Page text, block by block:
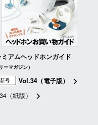
ミアムヘッドホンガイド
ーマガジン）
号
Vol.34（電子版）
（紙版）